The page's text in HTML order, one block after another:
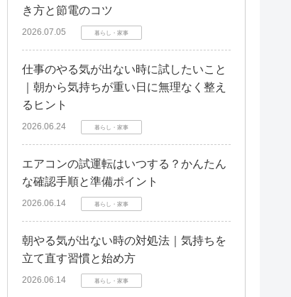
き方と節電のコツ
2026.07.05 暮らし・家事
仕事のやる気が出ない時に試したいこと
｜朝から気持ちが重い日に無理なく整え
るヒント
2026.06.24 暮らし・家事
エアコンの試運転はいつする？かんたん
な確認手順と準備ポイント
2026.06.14 暮らし・家事
朝やる気が出ない時の対処法｜気持ちを
立て直す習慣と始め方
2026.06.14 暮らし・家事